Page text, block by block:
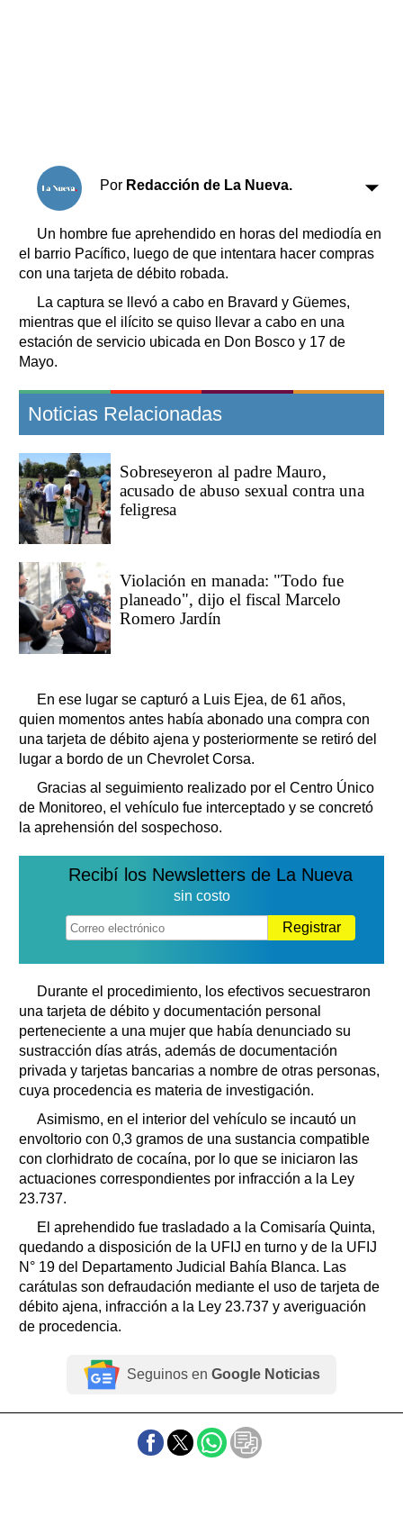
Por Redacción de La Nueva.
Un hombre fue aprehendido en horas del mediodía en
el barrio Pacífico, luego de que intentara hacer compras
con una tarjeta de débito robada.
La captura se llevó a cabo en Bravard y Güemes,
mientras que el ilícito se quiso llevar a cabo en una
estación de servicio ubicada en Don Bosco y 17 de
Mayo.
Noticias Relacionadas
Sobreseyeron al padre Mauro,
acusado de abuso sexual contra una
feligresa
Violación en manada: "Todo fue
planeado", dijo el fiscal Marcelo
Romero Jardín
En ese lugar se capturó a Luis Ejea, de 61 años,
quien momentos antes había abonado una compra con
una tarjeta de débito ajena y posteriormente se retiró del
lugar a bordo de un Chevrolet Corsa.
Gracias al seguimiento realizado por el Centro Único
de Monitoreo, el vehículo fue interceptado y se concretó
la aprehensión del sospechoso.
Recibí los Newsletters de La Nueva
sin costo
Registrar
Durante el procedimiento, los efectivos secuestraron
una tarjeta de débito y documentación personal
perteneciente a una mujer que había denunciado su
sustracción días atrás, además de documentación
privada y tarjetas bancarias a nombre de otras personas,
cuya procedencia es materia de investigación.
Asimismo, en el interior del vehículo se incautó un
envoltorio con 0,3 gramos de una sustancia compatible
con clorhidrato de cocaína, por lo que se iniciaron las
actuaciones correspondientes por infracción a la Ley
23.737.
El aprehendido fue trasladado a la Comisaría Quinta,
quedando a disposición de la UFIJ en turno y de la UFIJ
N° 19 del Departamento Judicial Bahía Blanca. Las
carátulas son defraudación mediante el uso de tarjeta de
débito ajena, infracción a la Ley 23.737 y averiguación
de procedencia.
Seguinos en Google Noticias